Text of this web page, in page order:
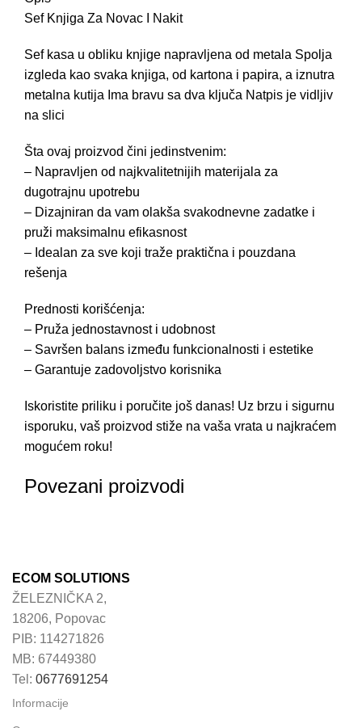
Sef Knjiga Za Novac I Nakit
Sef kasa u obliku knjige napravljena od metala Spolja
izgleda kao svaka knjiga, od kartona i papira, a iznutra
metalna kutija Ima bravu sa dva ključa Natpis je vidljiv
na slici
Šta ovaj proizvod čini jedinstvenim:
– Napravljen od najkvalitetnijih materijala za
dugotrajnu upotrebu
– Dizajniran da vam olakša svakodnevne zadatke i
pruži maksimalnu efikasnost
– Idealan za sve koji traže praktična i pouzdana
rešenja
Prednosti korišćenja:
– Pruža jednostavnost i udobnost
– Savršen balans između funkcionalnosti i estetike
– Garantuje zadovoljstvo korisnika
Iskoristite priliku i poručite još danas! Uz brzu i sigurnu
isporuku, vaš proizvod stiže na vaša vrata u najkraćem
mogućem roku!
Povezani proizvodi
ECOM SOLUTIONS
ŽELEZNIČKA 2,
18206, Popovac
PIB: 114271826
MB: 67449380
Tel: 0677691254
Informacije